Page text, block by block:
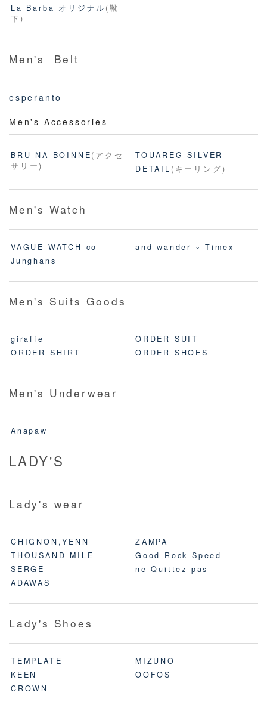
La Barba オリジナル (靴
下)
Men's Belt
esperanto
Men's Accessories
BRU NA BOINNE(アクセ
サリー)
TOUAREG SILVER
DETAIL (キーリング)
Men's Watch
VAGUE WATCH co
and wander × Timex
Junghans
Men's Suits Goods
giraffe
ORDER SUIT
ORDER SHIRT
ORDER SHOES
Men's Underwear
Anapaw
LADY'S
Lady's wear
CHIGNON,YENN
ZAMPA
THOUSAND MILE
Good Rock Speed
SERGE
ne Quittez pas
ADAWAS
Lady's Shoes
TEMPLATE
MIZUNO
KEEN
OOFOS
CROWN